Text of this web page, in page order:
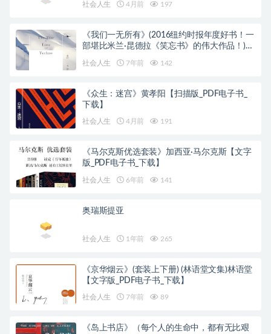
社会人生 4月前 197
《我们一无所有》(2016纽约时报年度好书！一
部堪比米兰·昆德拉《笑忘书》的伟大作品！)安
社会人生 7年前 142
《众生：迷宫》黄孝阳【扫描版_PDF电子书_
下载】
社会人生 4月前 191
《马尔克斯优选套装》加西亚·马尔克斯【文字
版_PDF电子书_下载】
社会人生 6年前 141
奥瑞斯提亚
社会人生 1年前 265
《京华烟云》(套装上下册) (林语堂文集)林语堂
【文字版_PDF电子书_下载】
社会人生 7年前 89
《岛上书店》（每个人的生命中，都有无比艰